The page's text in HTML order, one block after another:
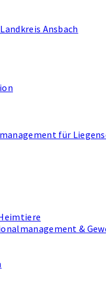
Ansbach
für
&